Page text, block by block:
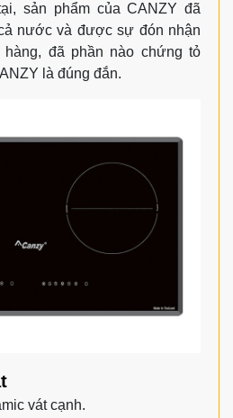
sản phẩm của CANZY đã
nước và được sự đón nhận
hàng, đã phần nào chứng tỏ
là đúng đắn.
vát cạnh.